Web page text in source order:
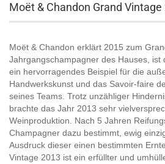
Moët & Chandon Grand Vintage
Moët & Chandon erklärt 2015 zum
Jahrgangschampagner des Hauses, ist
ein hervorragendes Beispiel für die
Handwerkskunst und das Savoir-faire
seines Teams. Trotz unzähliger
brachte das Jahr 2013 sehr
Weinproduktion. Nach 5 Jahren
Champagner dazu bestimmt, ewig
Ausdruck dieser einen bestimmten
Vintage 2013 ist ein erfüllter und